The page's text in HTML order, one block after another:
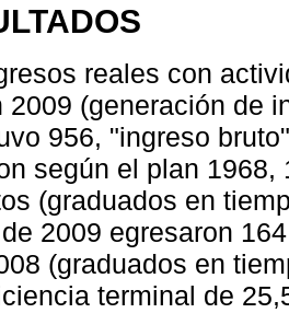
reales con
2009 (generación de
956, "ingreso
según el plan
(graduados en
2009 egresaron
(graduados en
terminal de